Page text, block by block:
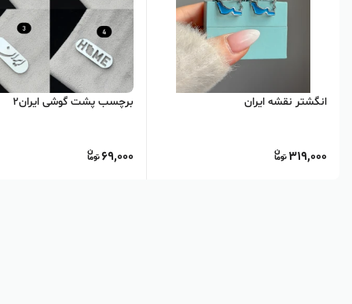
انگشتر نقشه ایران
319,000
برچسب پشت گوشی ایران۲
69,000